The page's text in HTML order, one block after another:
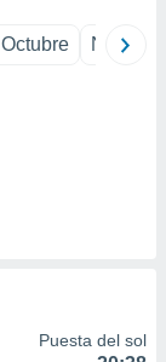
Octubre
Puesta del sol